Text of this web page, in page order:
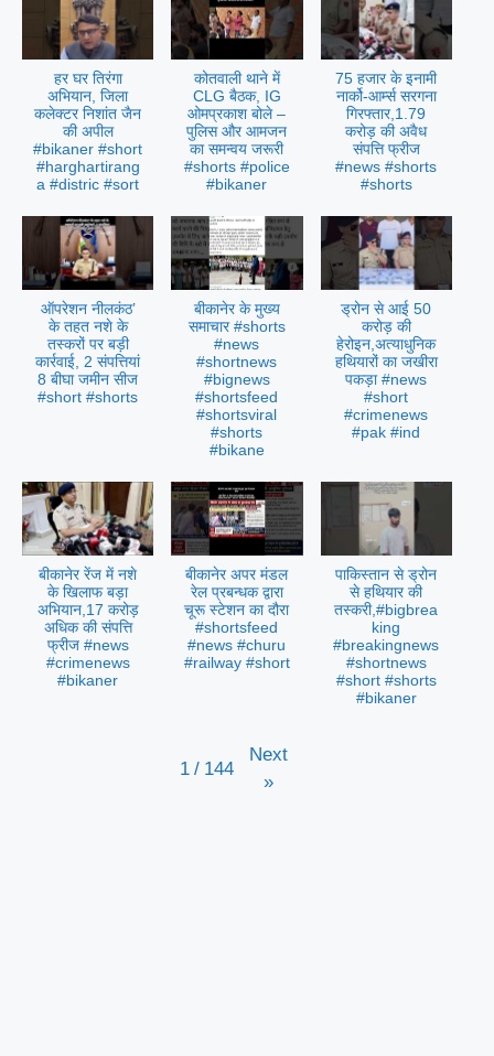
हर घर तिरंगा
अभियान, जिला
कलेक्टर निशांत जैन
की अपील
#bikaner #short
#harghartirang
a #distric #sort
कोतवाली थाने में
CLG बैठक, IG
ओमप्रकाश बोले –
पुलिस और आमजन
का समन्वय जरूरी
#shorts #police
#bikaner
75 हजार के इनामी
नार्को-आर्म्स सरगना
गिरफ्तार,1.79
करोड़ की अवैध
संपत्ति फ्रीज
#news #shorts
#shorts
ऑपरेशन नीलकंठ’
के तहत नशे के
तस्करों पर बड़ी
कार्रवाई, 2 संपत्तियां
8 बीघा जमीन सीज
#short #shorts
बीकानेर के मुख्य
समाचार #shorts
#news
#shortnews
#bignews
#shortsfeed
#shortsviral
#shorts
#bikane
ड्रोन से आई 50
करोड़ की
हेरोइन,अत्याधुनिक
हथियारों का जखीरा
पकड़ा #news
#short
#crimenews
#pak #ind
बीकानेर रेंज में नशे
के खिलाफ बड़ा
अभियान,17 करोड़
अधिक की संपत्ति
फ्रीज #news
#crimenews
#bikaner
बीकानेर अपर मंडल
रेल प्रबन्धक द्वारा
चूरू स्टेशन का दौरा
#shortsfeed
#news #churu
#railway #short
पाकिस्तान से ड्रोन
से हथियार की
तस्करी,#bigbrea
king
#breakingnews
#shortnews
#short #shorts
#bikaner
1 / 144
Next
»